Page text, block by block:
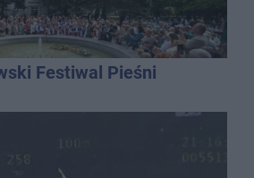
Festiwal Pieśni